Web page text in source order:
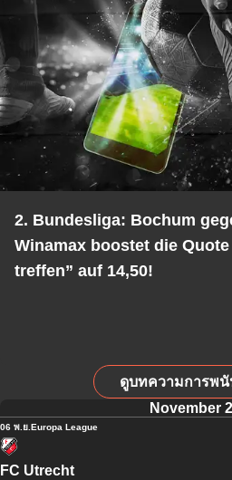
2. Bundesliga: Bochum
Winamax boostet die
treffen” auf 14,50!
ดูบทความการพนั
November
06 พ.ย. Europa League
FC Utrecht